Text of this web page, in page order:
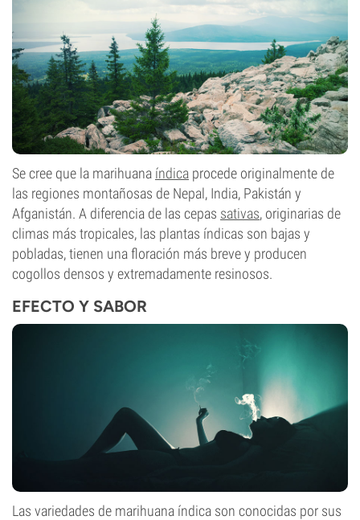
Se cree que la marihuana índica procede originalmente de
las regiones montañosas de Nepal, India, Pakistán y
Afganistán. A diferencia de las cepas sativas, originarias de
climas más tropicales, las plantas índicas son bajas y
pobladas, tienen una floración más breve y producen
cogollos densos y extremadamente resinosos.
EFECTO Y SABOR
Las variedades de marihuana índica son conocidas por sus